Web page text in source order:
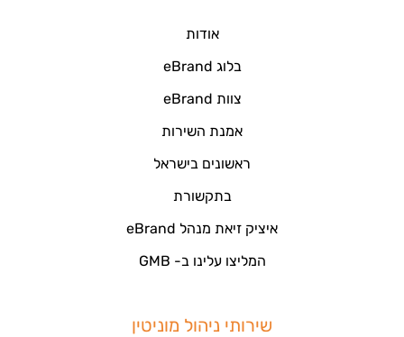
אודות
בלוג eBrand
צוות eBrand
אמנת השירות
ראשונים בישראל
בתקשורת
איציק זיאת מנהל eBrand
המליצו עלינו ב- GMB
שירותי ניהול מוניטין